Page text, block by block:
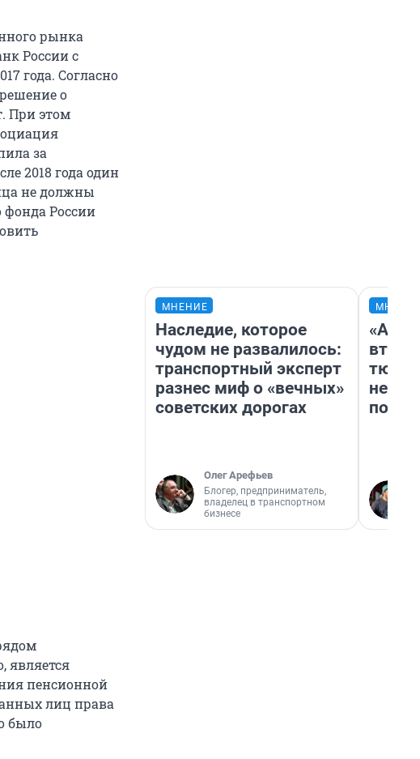
рынка
России с
года. Согласно
о
При этом
за
2018 года один
не должны
России
является
пенсионной
лиц права
было
МНЕНИЕ
Наследие, которое
чудом не развалилось:
транспортный эксперт
разнес миф о «вечных»
советских дорогах
Олег Арефьев
Блогер, предприниматель,
владелец в транспортном
бизнесе